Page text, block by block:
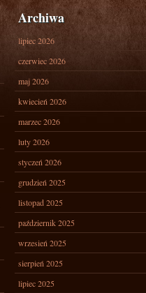
Archiwa
lipiec 2026
czerwiec 2026
maj 2026
kwiecień 2026
marzec 2026
luty 2026
styczeń 2026
grudzień 2025
listopad 2025
październik 2025
wrzesień 2025
sierpień 2025
lipiec 2025